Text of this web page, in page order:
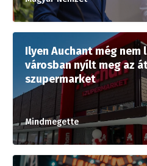
Ilyen Auchant még
városban nyílt meg az
szupermarket
Mindmegette